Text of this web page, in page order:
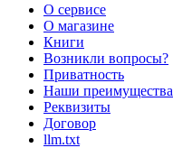
О сервисе
О магазине
Книги
Возникли вопросы?
Приватность
Наши преимущества
Реквизиты
Договор
llm.txt